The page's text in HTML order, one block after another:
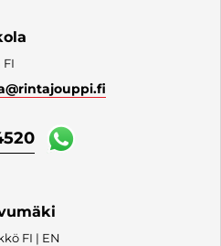
@rintajouppi.fi
FI | EN